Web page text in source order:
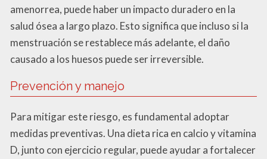
amenorrea, puede haber un impacto duradero en la
salud ósea a largo plazo. Esto significa que incluso si la
menstruación se restablece más adelante, el daño
causado a los huesos puede ser irreversible.
Prevención y manejo
Para mitigar este riesgo, es fundamental adoptar
medidas preventivas. Una dieta rica en calcio y vitamina
D, junto con ejercicio regular, puede ayudar a fortalecer